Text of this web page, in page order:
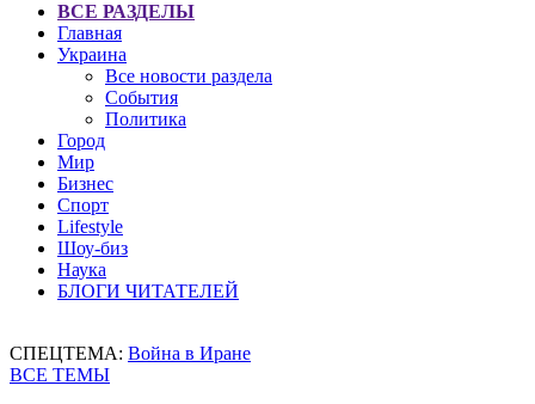
ВСЕ РАЗДЕЛЫ
Главная
Украина
Все новости раздела
События
Политика
Город
Мир
Бизнес
Спорт
Lifestyle
Шоу-биз
Наука
БЛОГИ ЧИТАТЕЛЕЙ
СПЕЦТЕМА: Война в Иране
ВСЕ ТЕМЫ